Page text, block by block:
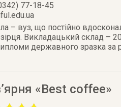
77-18-45
– вуз, що постійно
Викладацький склад –
державного зразка за
«Best coffee»